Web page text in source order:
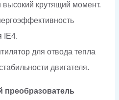
высокий крутящий момент.
IE4.
для отвода тепла
двигателя.